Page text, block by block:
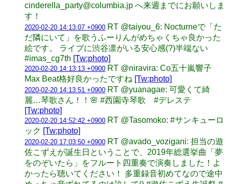
cinderella_party@columbia.jp へ来週までにお願いしま
す！
2020-02-20 14:13:07 +0900 RT @taiyou_6: Nocturneで「た
だ隣にいて」を歌うふーりんがめちゃくちゃ良かった
絵です。 ライブに渋谷凛がいる安心感(?)半端ない
#imas_cg7th [Tw:photo]
2020-02-20 14:13:13 +0900 RT @niravira: Co五十嵐響子
Max Beat格好良かったですね [Tw:photo]
2020-02-20 14:13:51 +0900 RT @yuanagae: 可愛くて綺
麗…琴歌さん！！🌸 #西園寺琴歌 #デレステ
[Tw:photo]
2020-02-20 14:52:42 +0900 RT @Tasomoko: #サンキューロ
ック [Tw:photo]
2020-02-20 17:03:50 +0900 RT @avado_vozigani: 担当の遊
佐こずえが誕生日ということで、2019年総選挙曲「夢
をのぞいたら」をフルート四重奏で演奏しました！よ
かったら聴いてください！ 多重録音初めてなので途中